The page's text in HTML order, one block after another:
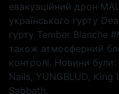
евакуаційний дрон
українського гурту
гурту Tember Blanche
також атмосферний
контролі. Новини були:
Nails, YUNGBLUD,
Sabbath.